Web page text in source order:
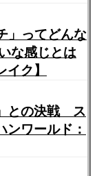
」ってどんな
な感じとは
ク】
との決戦 ス
ンワールド：